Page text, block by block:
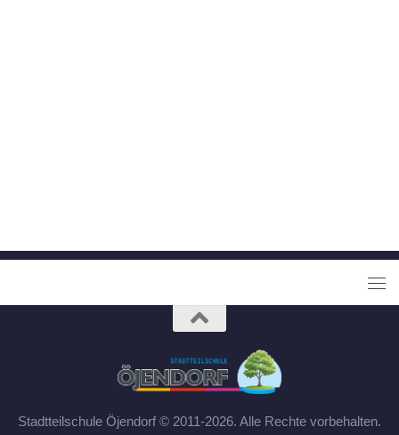
Stadtteilschule Öjendorf © 2011-2026. Alle Rechte vorbehalten.